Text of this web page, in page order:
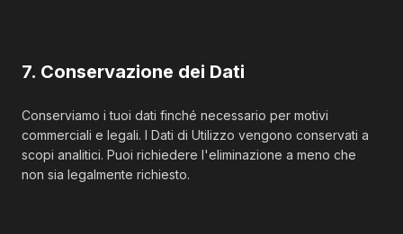
7. Conservazione dei Dati
Conserviamo i tuoi dati finché necessario per motivi
commerciali e legali. I Dati di Utilizzo vengono conservati a
scopi analitici. Puoi richiedere l'eliminazione a meno che
non sia legalmente richiesto.